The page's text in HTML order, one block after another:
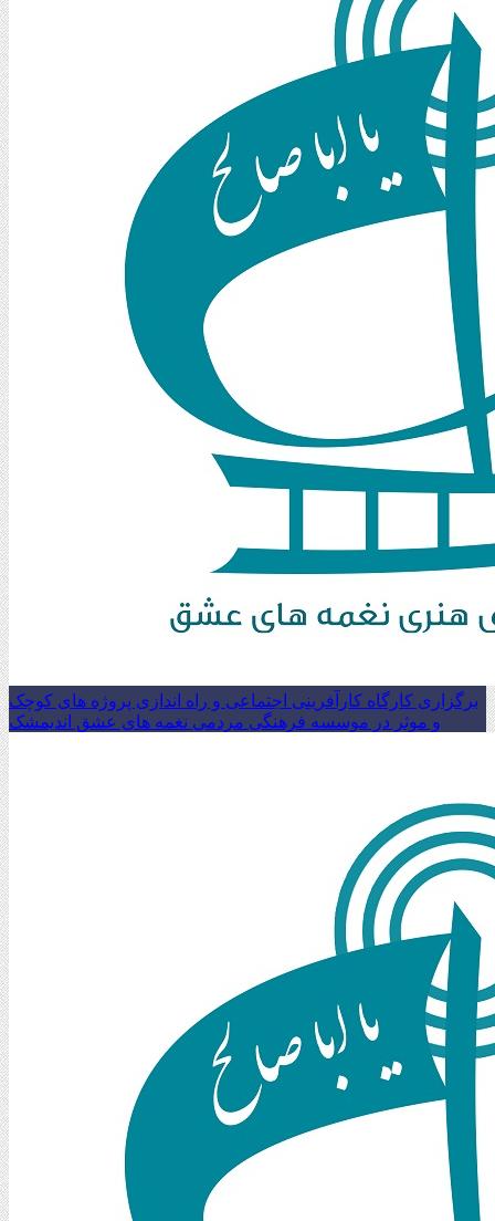
برگزاری کارگاه کارآفرینی اجتماعی و راه اندازی پروژه های کوچک
و موثر در موسسه فرهنگی مردمی نغمه های عشق اندیمشک